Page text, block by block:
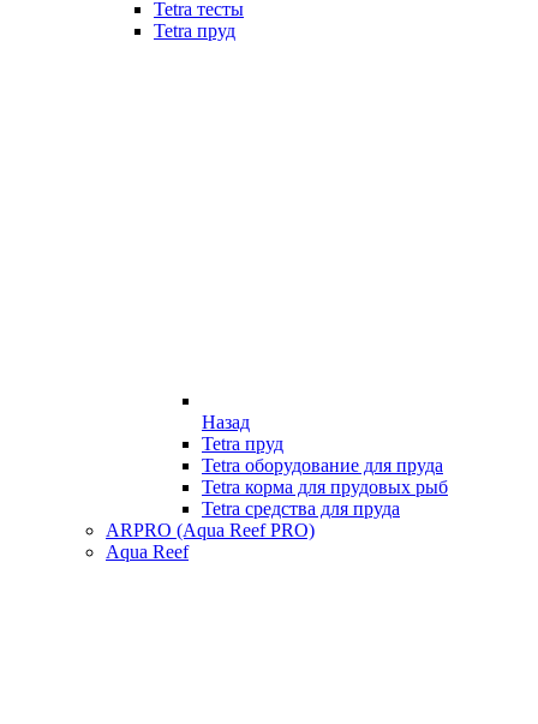
Tetra тесты
Tetra пруд
Назад
Tetra пруд
Tetra оборудование для пруда
Tetra корма для прудовых рыб
Tetra средства для пруда
ARPRO (Aqua Reef PRO)
Aqua Reef